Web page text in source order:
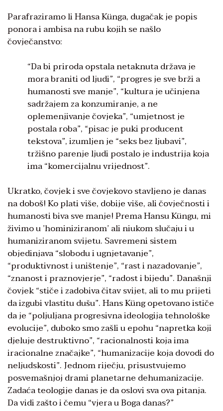
Parafraziramo li Hansa Künga, dugačak je popis
ponora i ambisa na rubu kojih se našlo
čovječanstvo:
“Da bi priroda opstala netaknuta država je
mora braniti od ljudi”, “progres je sve brži a
humanosti sve manje”, “kultura je učinjena
sadržajem za konzumiranje, a ne
oplemenjivanje čovjeka”, “umjetnost je
postala roba”, “pisac je puki producent
tekstova”, izumljen je “seks bez ljubavi”,
tržišno parenje ljudi postalo je industrija koja
ima “komercijalnu vrijednost”.
Ukratko, čovjek i sve čovjekovo stavljeno je danas
na doboš! Ko plati više, dobije više, ali čovječnosti i
humanosti biva sve manje! Prema Hansu Küngu, mi
živimo u ʼhominiziranomʼ ali niukom slučaju i u
humaniziranom svijetu. Savremeni sistem
objedinjava “slobodu i ugnjetavanje”,
“produktivnost i uništenje”, “rast i nazadovanje”,
“znanost i praznovjerje”, “radost i bijedu”. Današnji
čovjek “stiče i zadobiva čitav svijet, ali to mu prijeti
da izgubi vlastitu dušu”. Hans Küng opetovano ističe
da je “poljuljana progresivna ideologija tehnološke
evolucije”, duboko smo zašli u epohu “napretka koji
djeluje destruktivno”, “racionalnosti koja ima
iracionalne značajke”, “humanizacije koja dovodi do
neljudskosti”. Jednom riječju, prisustvujemo
posvemašnjoj drami planetarne dehumanizacije.
Zadaća teologije danas je da oslovi sva ova pitanja.
Da vidi zašto i čemu “vjera u Boga danas?”